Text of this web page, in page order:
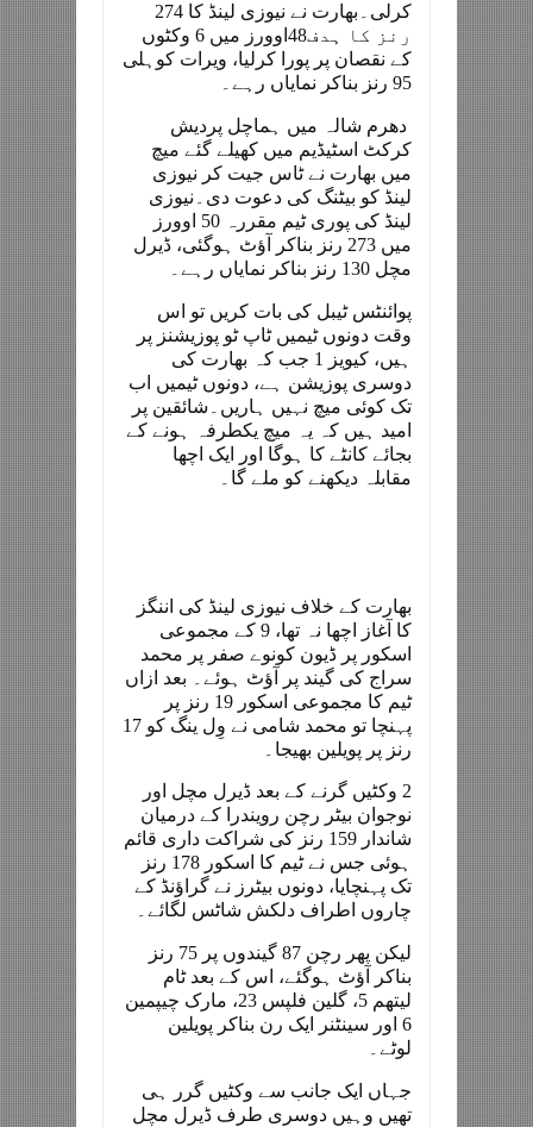
کرلی۔
بھارت نے نیوزی لینڈ کا 274
رنز کا ہدف48اوورز میں 6 وکٹوں
کے نقصان پر پورا کرلیا، ویرات کوہلی
95 رنز بناکر نمایاں رہے۔
دھرم شالہ میں ہماچل پردیش
کرکٹ اسٹیڈیم میں کھیلے گئے میچ
میں بھارت نے ٹاس جیت کر نیوزی
لینڈ کو بیٹنگ کی دعوت دی۔نیوزی
لینڈ کی پوری ٹیم مقررہ 50 اوورز
میں 273 رنز بناکر آؤٹ ہوگئی، ڈیرل
مچل 130 رنز بناکر نمایاں رہے۔
پوائنٹس ٹیبل کی بات کریں تو اس
وقت دونوں ٹیمیں ٹاپ ٹو پوزیشنز پر
ہیں، کیویز 1 جب کہ بھارت کی
دوسری پوزیشن ہے، دونوں ٹیمیں اب
تک کوئی میچ نہیں ہاریں۔شائقین پر
امید ہیں کہ یہ میچ یکطرفہ ہونے کے
بجائے کانٹے کا ہوگا اور ایک اچھا
مقابلہ دیکھنے کو ملے گا۔
بھارت کے خلاف نیوزی لینڈ کی اننگز
کا آغاز اچھا نہ تھا، 9 کے مجموعی
اسکور پر ڈیون کونوے صفر پر محمد
سراج کی گیند پر آؤٹ ہوئے۔ بعد ازاں
ٹیم کا مجموعی اسکور 19 رنز پر
پہنچا تو محمد شامی نے وِل ینگ کو 17
رنز پر پویلین بھیجا۔
2 وکٹیں گرنے کے بعد ڈیرل مچل اور
نوجوان بیٹر رچن رویندرا کے درمیان
شاندار 159 رنز کی شراکت داری قائم
ہوئی جس نے ٹیم کا اسکور 178 رنز
تک پہنچایا، دونوں بیٹرز نے گراؤنڈ کے
چاروں اطراف دلکش شاٹس لگائے۔
لیکن پھر رچن 87 گیندوں پر 75 رنز
بناکر آؤٹ ہوگئے، اس کے بعد ٹام
لیتھم 5، گلین فلپس 23، مارک چیپمین
6 اور سینٹنر ایک رن بناکر پویلین
لوٹے۔
جہاں ایک جانب سے وکٹیں گرر ہی
تھیں وہیں دوسری طرف ڈیرل مچل